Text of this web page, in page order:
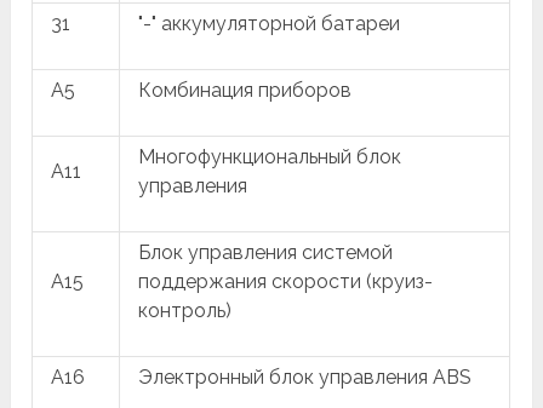
31 "-" аккумуляторной батареи
A5 Комбинация приборов
A11
Многофункциональный блок
управления
A15
Блок управления системой
поддержания скорости (круиз-
контроль)
A16 Электронный блок управления ABS